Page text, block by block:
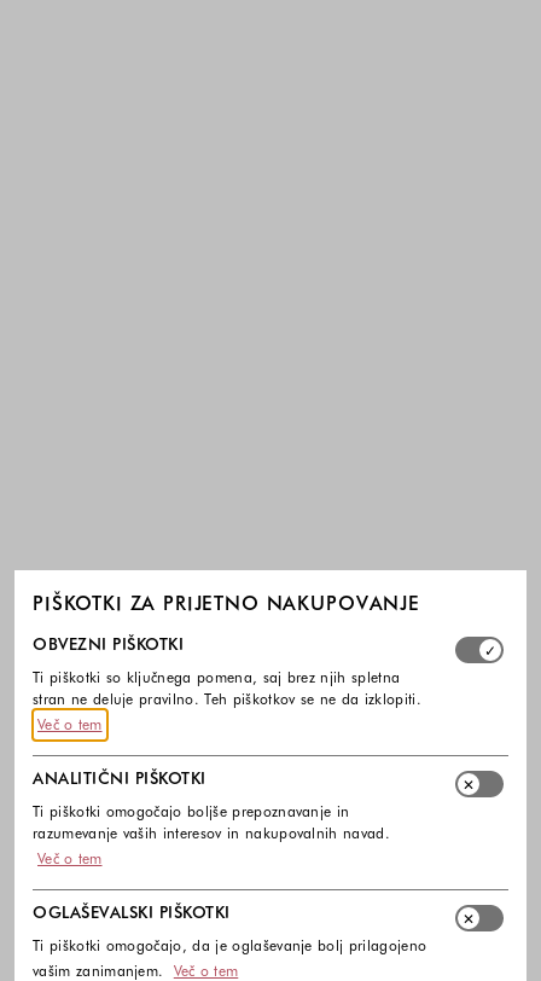
PIŠKOTKI ZA PRIJETNO NAKUPOVANJE
Izberite, katere skupine piškotkov dovolite. Obvezni
OBVEZNI PIŠKOTKI
Ti piškotki so ključnega pomena, saj brez njih spletna
stran ne deluje pravilno. Teh piškotkov se ne da izklopiti.
Več o tem
ANALITIČNI PIŠKOTKI
Ti piškotki omogočajo boljše prepoznavanje in
razumevanje vaših interesov in nakupovalnih navad.
Več o tem
OGLAŠEVALSKI PIŠKOTKI
Ti piškotki omogočajo, da je oglaševanje bolj prilagojeno
vašim zanimanjem.
Več o tem